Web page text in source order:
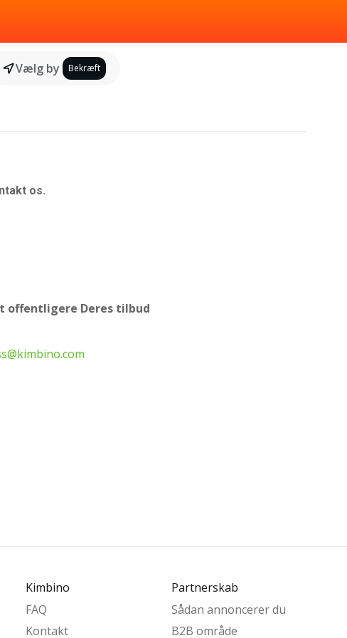
Vælg by Bekræft
os.
offentligere Deres tilbud
Kimbino
FAQ
Kontakt
Partnerskab
Sådan annoncerer du
B2B område